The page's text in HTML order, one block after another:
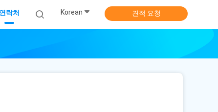
연락처 Korean 견적 요청